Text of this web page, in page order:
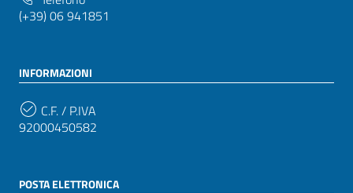
(+39) 06 941851
INFORMAZIONI
C.F. / P.IVA
92000450582
POSTA ELETTRONICA